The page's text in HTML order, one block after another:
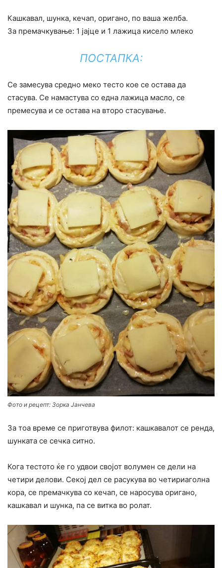
Кашкавал, шунка, кечап, оригано, по ваша желба.
За премачкување: 1 јајце и 1 лажица кисело млеко
ПОСТАПКА:
Се замесува средно меко тесто кое се остава да
стасува. Се намастува со една лажица масло, се
премесува и се остава на второ стасување.
Фото и рецепт: Зорка Јанчева
За тоа време се приготвува филот: кашкавалот се ренда,
шунката се сечка ситно.
Кога тестото ќе го удвои својот волумен се дели на
четири делови. Секој дел се расукува во четириаголна
кора, се премачкува со кечап, се наросува оригано,
кашкавал и шунка, па се витка во ролат.